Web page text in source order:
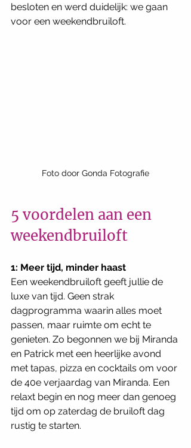
besloten en werd duidelijk: we gaan
voor een weekendbruiloft.
Foto door Gonda Fotografie
5 voordelen aan een
weekendbruiloft
1: Meer tijd, minder haast
Een weekendbruiloft geeft jullie de
luxe van tijd. Geen strak
dagprogramma waarin alles moet
passen, maar ruimte om echt te
genieten. Zo begonnen we bij Miranda
en Patrick met een heerlijke avond
met tapas, pizza en cocktails om voor
de 40e verjaardag van Miranda. Een
relaxt begin en nog meer dan genoeg
tijd om op zaterdag de bruiloft dag
rustig te starten.